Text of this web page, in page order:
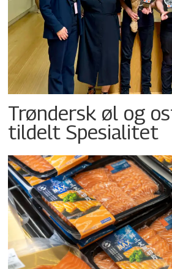
Trøndersk øl og
tildelt Spesialitet